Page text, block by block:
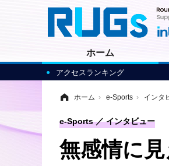
ホーム
アクセスランキング
ホーム › e-Sports › インタ
無感情に
e-Sports インタビュー